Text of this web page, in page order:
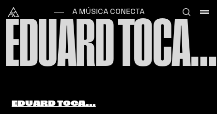
Alataj
A MÚSICA CONECTA
EDUARD TOCA…
EDUARD TOCA...